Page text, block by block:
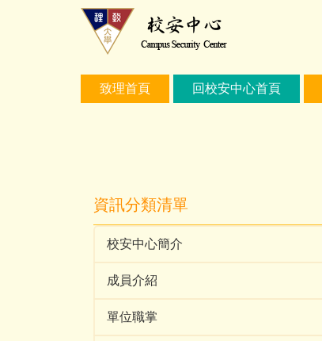
致理首頁 回校安中心首頁
資訊分類清單
校安中心簡介
成員介紹
單位職掌